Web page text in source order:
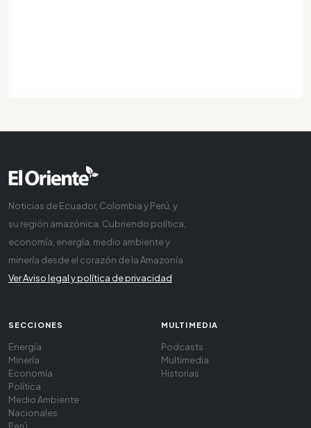
Noticias de Ecuador, Colombia y Perú, y
su región amazónica. Cubriendo política,
economía, energía, medio ambiente y
minería desde el corazón de la Amazonía
Ver Aviso legal y política de privacidad
SECCIONES
Energía
Minería
Economía
Política
Medio Ambiente
Nacionales
Perú
MULTIMEDIA
Podcasts
Multimedia
Historias